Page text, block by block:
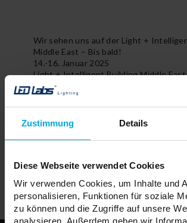
Zustimmung Details
Diese Webseite verwendet Cookies
Wir verwenden Cookies, um Inhalte und
personalisieren, Funktionen für soziale
zu können und die Zugriffe auf unsere
analysieren. Außerdem geben wir
Marketing
Wir sehen uns auf der Light +
Middle East – Bis bald!
14.-16. Januar 2025
Light + Intelligent Building Middle
Dubai World Trade Centre
Lumines Lighting - Stand Z2-A31
LUMINES Lighting Team